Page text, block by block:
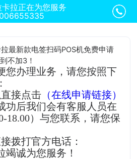
卡拉正在为您服务
最新款电签扫码POS机免费申请
不加3！
您办理业务，请您按照下
接点击 （在线申请链接）
功后我们会有客服人员在
18.00）与您联系，请您保
拨打官方电话：
竭诚为您服务！